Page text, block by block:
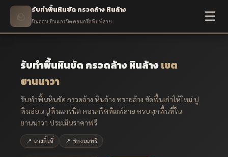
รับทำพื้นหินขัด กรวดล้าง หินล้าง
หินอ่อน หินแกรนิต คอนกรีตพิมพ์ลาย ☰
รับทำพื้นหินขัด กรวดล้าง หินล้างเขต
ยานนาวา
รับทำพื้นหินขัด กรวดล้าง หินล้าง ทรายล้าง ขัดพื้นเก่าให้ใหม่ ปู
หินอ่อน ปูหินแกรนิต คอนกรีตพิมพ์ลาย ครบทุกพื้นที่ใน
ยานนาวา ประเมินราคาฟรี
📍 นางลิ้นจี่ 📍 ช่องนนทรี